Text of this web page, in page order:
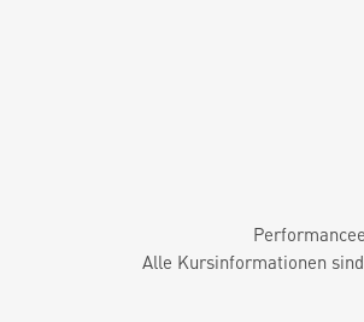
Alle Kursinformationen